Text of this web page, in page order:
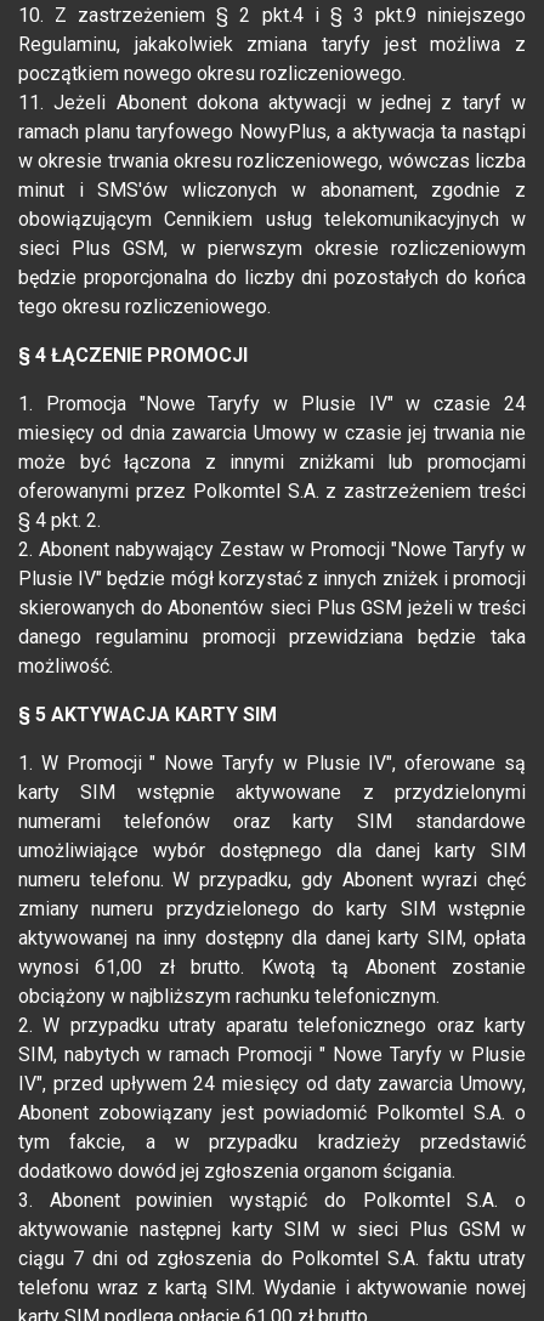
10. Z zastrzeżeniem § 2 pkt.4 i § 3 pkt.9 niniejszego
Regulaminu, jakakolwiek zmiana taryfy jest możliwa z
początkiem nowego okresu rozliczeniowego.
11. Jeżeli Abonent dokona aktywacji w jednej z taryf w
ramach planu taryfowego NowyPlus, a aktywacja ta nastąpi
w okresie trwania okresu rozliczeniowego, wówczas liczba
minut i SMS'ów wliczonych w abonament, zgodnie z
obowiązującym Cennikiem usług telekomunikacyjnych w
sieci Plus GSM, w pierwszym okresie rozliczeniowym
będzie proporcjonalna do liczby dni pozostałych do końca
tego okresu rozliczeniowego.
§ 4 ŁĄCZENIE PROMOCJI
1. Promocja "Nowe Taryfy w Plusie IV" w czasie 24
miesięcy od dnia zawarcia Umowy w czasie jej trwania nie
może być łączona z innymi zniżkami lub promocjami
oferowanymi przez Polkomtel S.A. z zastrzeżeniem treści
§ 4 pkt. 2.
2. Abonent nabywający Zestaw w Promocji "Nowe Taryfy w
Plusie IV" będzie mógł korzystać z innych zniżek i promocji
skierowanych do Abonentów sieci Plus GSM jeżeli w treści
danego regulaminu promocji przewidziana będzie taka
możliwość.
§ 5 AKTYWACJA KARTY SIM
1. W Promocji " Nowe Taryfy w Plusie IV", oferowane są
karty SIM wstępnie aktywowane z przydzielonymi
numerami telefonów oraz karty SIM standardowe
umożliwiające wybór dostępnego dla danej karty SIM
numeru telefonu. W przypadku, gdy Abonent wyrazi chęć
zmiany numeru przydzielonego do karty SIM wstępnie
aktywowanej na inny dostępny dla danej karty SIM, opłata
wynosi 61,00 zł brutto. Kwotą tą Abonent zostanie
obciążony w najbliższym rachunku telefonicznym.
2. W przypadku utraty aparatu telefonicznego oraz karty
SIM, nabytych w ramach Promocji " Nowe Taryfy w Plusie
IV", przed upływem 24 miesięcy od daty zawarcia Umowy,
Abonent zobowiązany jest powiadomić Polkomtel S.A. o
tym fakcie, a w przypadku kradzieży przedstawić
dodatkowo dowód jej zgłoszenia organom ścigania.
3. Abonent powinien wystąpić do Polkomtel S.A. o
aktywowanie następnej karty SIM w sieci Plus GSM w
ciągu 7 dni od zgłoszenia do Polkomtel S.A. faktu utraty
telefonu wraz z kartą SIM. Wydanie i aktywowanie nowej